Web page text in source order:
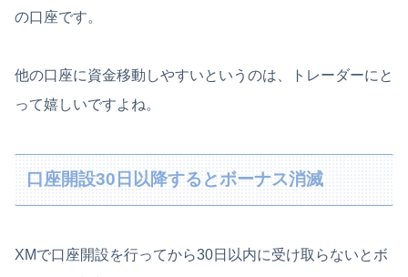
の口座です。
他の口座に資金移動しやすいというのは、トレーダーにと
って嬉しいですよね。
口座開設30日以降するとボーナス消滅
XMで口座開設を行ってから30日以内に受け取らないとボ